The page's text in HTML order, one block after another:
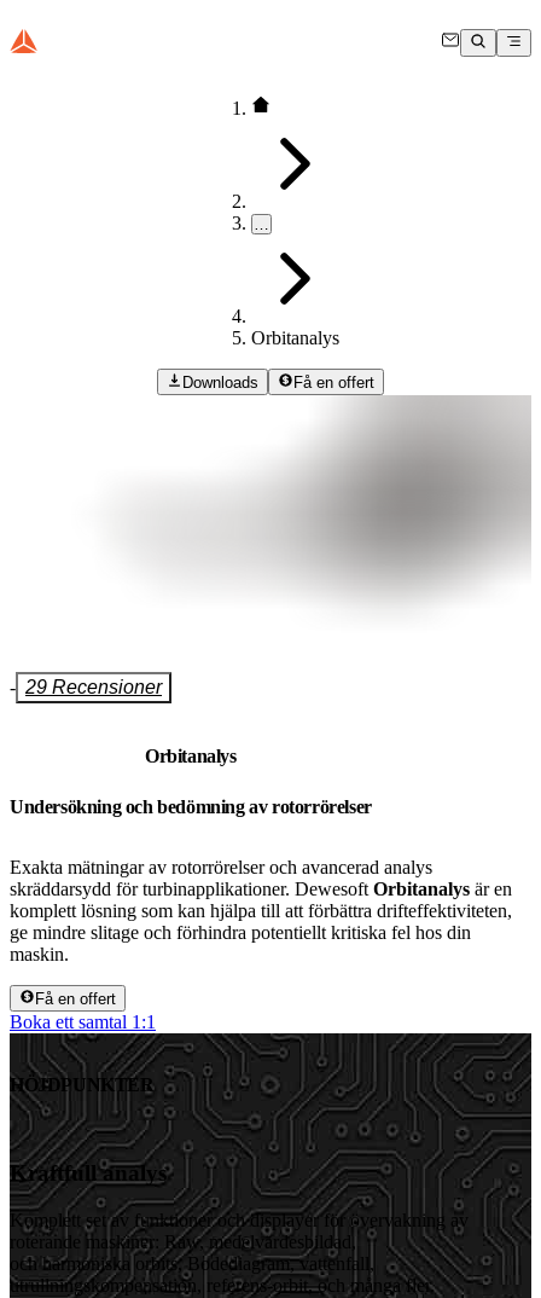
…
Orbitanalys
Downloads Få en offert
- 29 Recensioner
Orbitanalys
Undersökning och bedömning av rotorrörelser
Exakta mätningar av rotorrörelser och avancerad analys
skräddarsydd för turbinapplikationer. Dewesoft Orbitanalys är en
komplett lösning som kan hjälpa till att förbättra drifteffektiviteten,
ge mindre slitage och förhindra potentiellt kritiska fel hos din
maskin.
Få en offert
Boka ett samtal 1:1
HÖJDPUNKTER
Kraftfull analys
Komplett set av funktioner och displayer för övervakning av
roterande maskiner: Raw, medelvärdesbildad,
och harmoniska orbits, Bodediagram, vattenfall,
utrullningskompensation, referens-orbit, och många fler.